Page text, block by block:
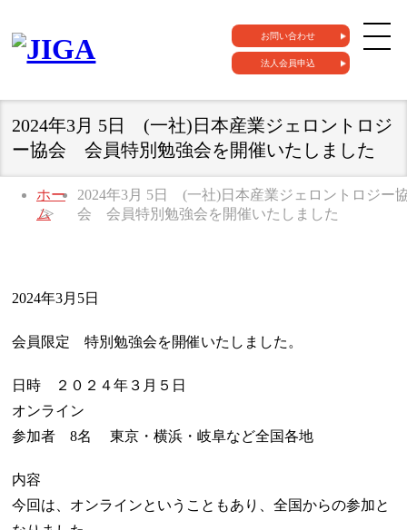
お問い合わせ
法人会員申込
2024年3月 5日 (一社)日本産業ジェロントロジ
ー協会 会員特別勉強会を開催いたしました
ホー
ム
2024年3月 5日 (一社)日本産業ジェロントロジー
会 会員特別勉強会を開催いたしました
2024年3月5日
会員限定 特別勉強会を開催いたしました。
日時 ２０２４年３月５日
オンライン
参加者 8名 東京・横浜・岐阜など全国各地
内容
今回は、オンラインということもあり、全国からの参加と